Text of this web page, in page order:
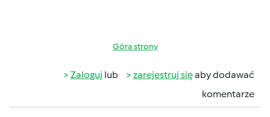
Góra strony
Zaloguj lub zarejestruj sięaby dodawać
komentarze